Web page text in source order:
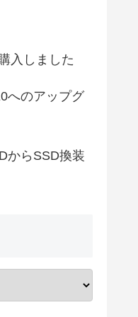
入しました
へのアップグ
からSSD換装